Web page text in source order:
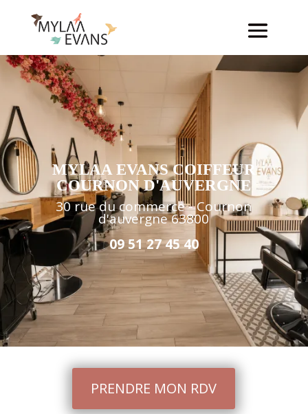
MYLAA EVANS COIFFEUR
COURNON D'AUVERGNE
30 rue du commerce - Cournon
d'auvergne 63800
09 51 27 45 40
PRENDRE MON RDV